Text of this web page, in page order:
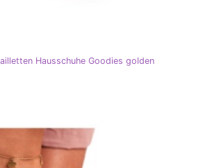
Hausschuhe Goodies golden